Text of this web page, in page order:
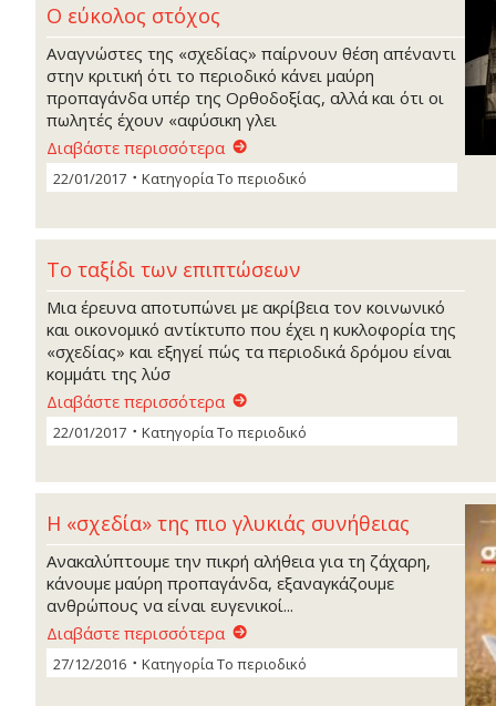
Ο εύκολος στόχος
Αναγνώστες της «σχεδίας» παίρνουν θέση απέναντι
στην κριτική ότι το περιοδικό κάνει μαύρη
προπαγάνδα υπέρ της Ορθοδοξίας, αλλά και ότι οι
πωλητές έχουν «αφύσικη γλει
Διαβάστε περισσότερα
22/01/2017 ΚατηγορίαΤο περιοδικό
Το ταξίδι των επιπτώσεων
Μια έρευνα αποτυπώνει με ακρίβεια τoν κοινωνικό
και οικονομικό αντίκτυπο που έχει η κυκλοφορία της
«σχεδίας» και εξηγεί πώς τα περιοδικά δρόμου είναι
κομμάτι της λύσ
Διαβάστε περισσότερα
22/01/2017 ΚατηγορίαΤο περιοδικό
Η «σχεδία» της πιο γλυκιάς συνήθειας
Ανακαλύπτουμε την πικρή αλήθεια για τη ζάχαρη,
κάνουμε μαύρη προπαγάνδα, εξαναγκάζουμε
ανθρώπους να είναι ευγενικοί...
Διαβάστε περισσότερα
27/12/2016 ΚατηγορίαΤο περιοδικό